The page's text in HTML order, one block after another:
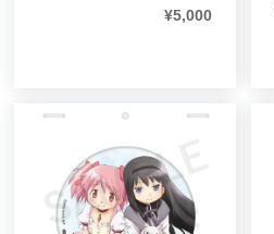
¥5,000